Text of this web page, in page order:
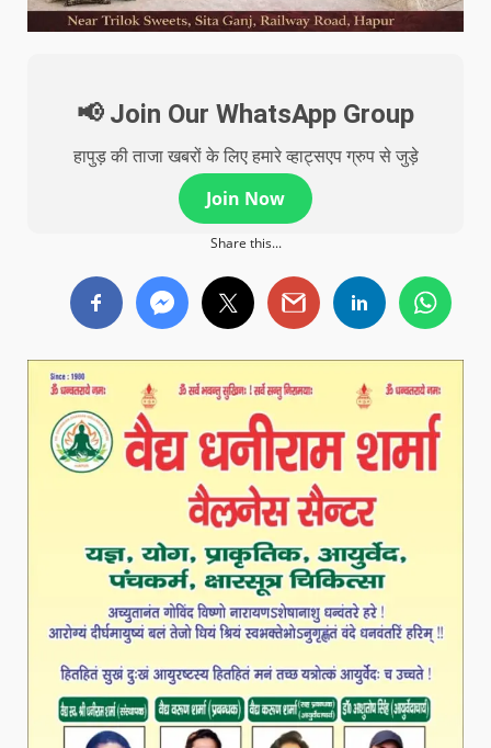
📢 Join Our WhatsApp Group
हापुड़ की ताजा खबरों के लिए हमारे व्हाट्सएप ग्रुप से जुड़े
Join Now
Share this...